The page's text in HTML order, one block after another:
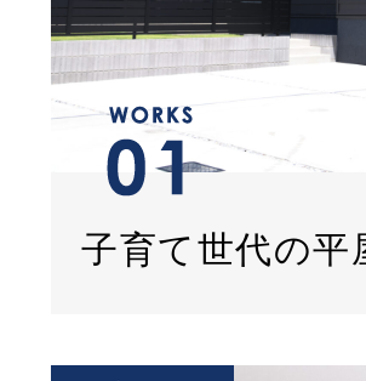
子育て世代の平